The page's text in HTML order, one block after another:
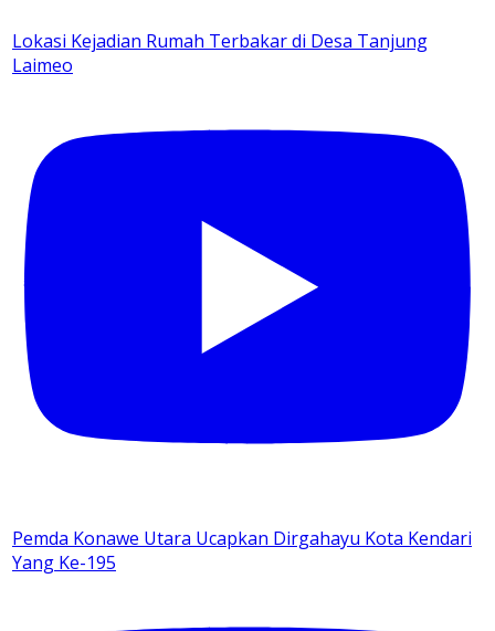
Lokasi Kejadian Rumah Terbakar di Desa Tanjung
Laimeo
Pemda Konawe Utara Ucapkan Dirgahayu Kota Kendari
Yang Ke-195